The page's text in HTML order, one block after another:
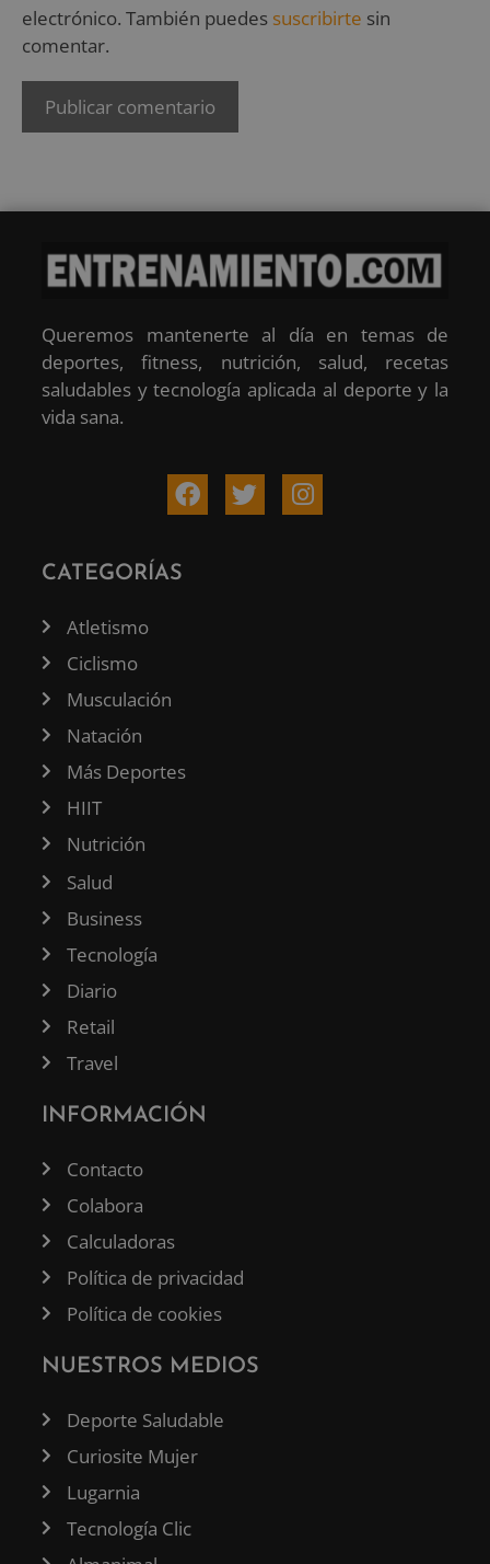
electrónico. También puedes suscribirte sin
comentar.
Queremos mantenerte al día en temas de
deportes, fitness, nutrición, salud, recetas
saludables y tecnología aplicada al deporte y la
vida sana.
CATEGORÍAS
Atletismo
Ciclismo
Musculación
Natación
Más Deportes
HIIT
Nutrición
Salud
Business
Tecnología
Diario
Retail
Travel
INFORMACIÓN
Contacto
Colabora
Calculadoras
Política de privacidad
Política de cookies
NUESTROS MEDIOS
Deporte Saludable
Curiosite Mujer
Lugarnia
Tecnología Clic